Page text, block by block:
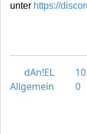
unter https://
dAn!EL
Allgemein
0